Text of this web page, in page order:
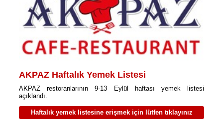
AKPAZ Haftalık Yemek Listesi
AKPAZ restoranlarının 9-13 Eylül haftası yemek listesi
açıklandı.
Haftalık yemek listesine erişmek için lütfen tıklayınız